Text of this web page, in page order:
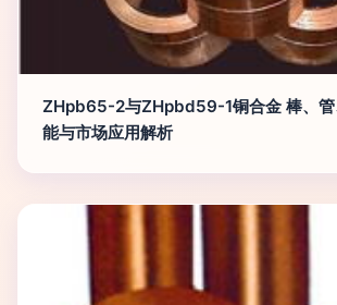
ZHpb65-2与ZHpbd59-1铜合金 棒、管
能与市场应用解析